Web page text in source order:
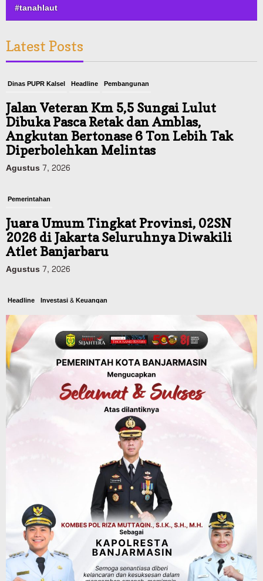
#tanahlaut
Latest Posts
Dinas PUPR Kalsel Headline Pembangunan
Jalan Veteran Km 5,5 Sungai Lulut
Dibuka Pasca Retak dan Amblas,
Angkutan Bertonase 6 Ton Lebih Tak
Diperbolehkan Melintas
Agustus 7, 2026
Pemerintahan
Juara Umum Tingkat Provinsi, 02SN
2026 di Jakarta Seluruhnya Diwakili
Atlet Banjarbaru
Agustus 7, 2026
Headline Investasi & Keuangan
KUA-PPAS 2027 Banjarbaru Defisit 170
Miliar, Pendapatan 1,2 Triliun Belanja
1,37 Triliun, Tutup Kekurangan dari
SiLPA
Agustus 7, 2026
Kalsel
Operasi Sikat Intan 2026 Berakhir, Polda
Kalsel Amankan Ribuan Miras Hingga
Pemerintahan Sosial & Keagamaan
Banjarmasin Pilot Project Perlinsos
Digital, Target 30 Persen IKD Masih
Jauh, Komisi II DPR Turun Tangan